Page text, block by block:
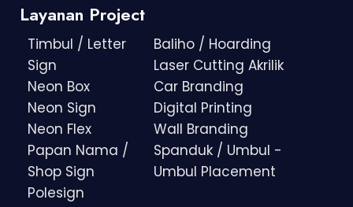
Layanan Project
Timbul / Letter
Sign
Neon Box
Neon Sign
Neon Flex
Papan Nama /
Shop Sign
Polesign
Baliho / Hoarding
Laser Cutting Akrilik
Car Branding
Digital Printing
Wall Branding
Spanduk / Umbul -
Umbul Placement